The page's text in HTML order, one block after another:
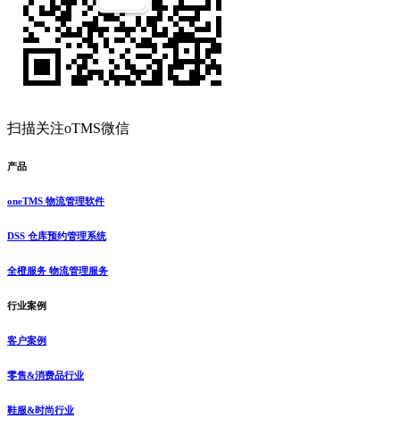
扫描关注oTMS微信
产品
oneTMS 物流管理软件
DSS 仓库预约管理系统
全橙服务 物流管理服务
行业案例
客户案例
零售&消费品行业
鞋服&时尚行业